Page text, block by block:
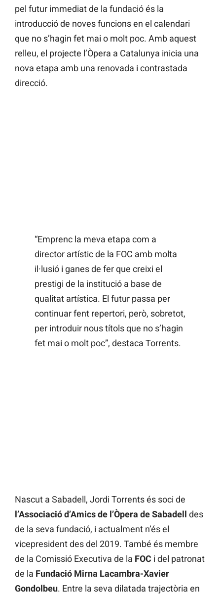
pel futur immediat de la fundació és la
introducció de noves funcions en el calendari
que no s’hagin fet mai o molt poc. Amb aquest
relleu, el projecte l’Òpera a Catalunya inicia una
nova etapa amb una renovada i contrastada
direcció.
“Emprenc la meva etapa com a
director artístic de la FOC amb molta
il·lusió i ganes de fer que creixi el
prestigi de la institució a base de
qualitat artística. El futur passa per
continuar fent repertori, però, sobretot,
per introduir nous títols que no s’hagin
fet mai o molt poc”, destaca Torrents.
Nascut a Sabadell, Jordi Torrents és soci de
l’Associació d’Amics de l’Òpera de Sabadell des
de la seva fundació, i actualment n’és el
vicepresident des del 2019. També és membre
de la Comissió Executiva de la FOC i del patronat
de la Fundació Mirna Lacambra-Xavier
Gondolbeu. Entre la seva dilatada trajectòria en